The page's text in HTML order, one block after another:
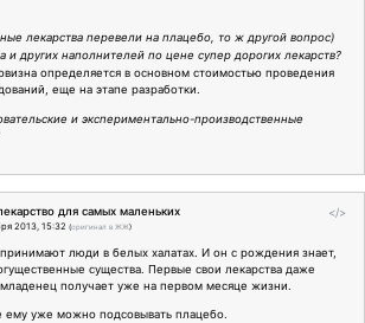
лекарства перевели на плацебо, то ж другой вопрос)
и других наполнителей по цене супер дорогих лекарств?
определяется в основном стоимостью проведения
еще на этапе разработки.
и экспериментально-производственные
</>
для самых маленьких
2013, 15:32 (оригинал в ЖЖ)
люди в белых халатах. И он с рождения знает,
существа. Первые свои лекарства даже
получает уже на первом месяце жизни.
ему уже можно подсовывать плацебо.